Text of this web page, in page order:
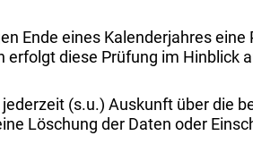
Ende eines Kalenderjahres
erfolgt diese Prüfung im
(s.u.) Auskunft über die
Löschung der Daten oder